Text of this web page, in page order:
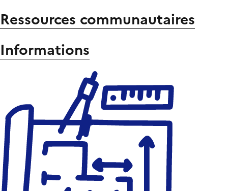
Ressources communautaires
Informations